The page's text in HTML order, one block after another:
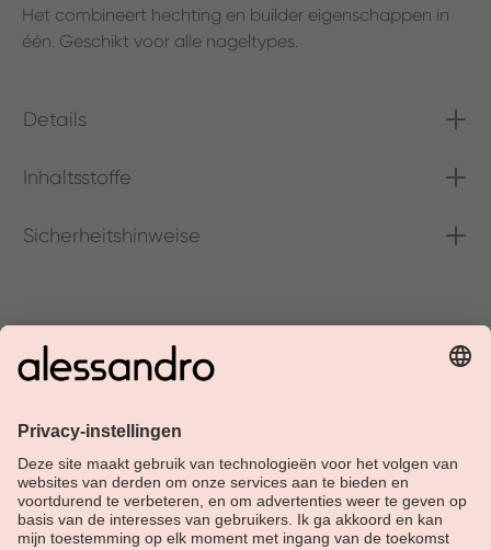
Het combineert hechting en builder eigenschappen in
één. Geschikt voor alle nageltypes.
Details
Inhaltsstoffe
Sicherheitshinweise
Over Alessandro
Shop